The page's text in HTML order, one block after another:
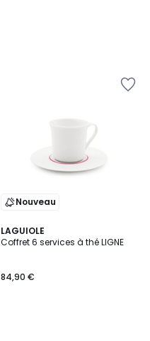
Nouveau
LAGUIOLE
Coffret 6 services à thé LIGNE
84,90 €